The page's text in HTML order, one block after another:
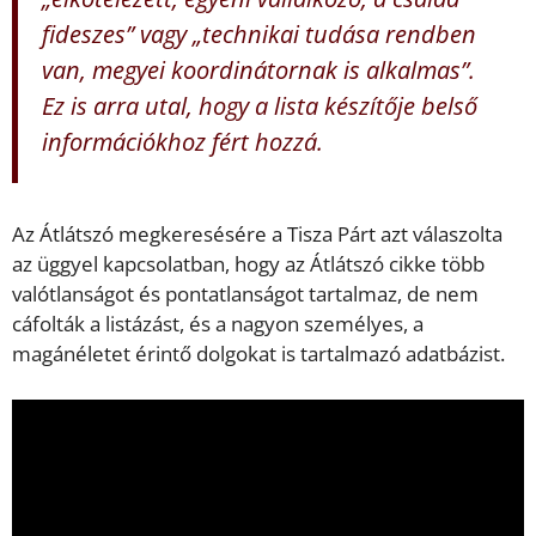
fideszes” vagy „technikai tudása rendben
van, megyei koordinátornak is alkalmas”.
Ez is arra utal, hogy a lista készítője belső
információkhoz fért hozzá.
Az Átlátszó megkeresésére a Tisza Párt azt válaszolta
az üggyel kapcsolatban, hogy az Átlátszó cikke több
valótlanságot és pontatlanságot tartalmaz, de nem
cáfolták a listázást, és a nagyon személyes, a
magánéletet érintő dolgokat is tartalmazó adatbázist.